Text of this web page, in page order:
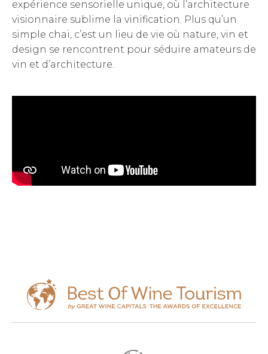
expérience sensorielle unique, où l’architecture
visionnaire sublime la vinification. Plus qu’un
simple chai, c’est un lieu de vie où nature, vin et
design se rencontrent pour séduire amateurs de
vin et d’architecture.